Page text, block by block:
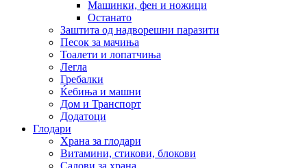
Машинки, фен и ножици
Останато
Заштита од надворешни паразити
Песок за мачиња
Тоалети и лопатчиња
Легла
Гребалки
Ќебиња и машни
Дом и Транспорт
Додатоци
Глодари
Храна за глодари
Витамини, стикови, блокови
Садови за храна